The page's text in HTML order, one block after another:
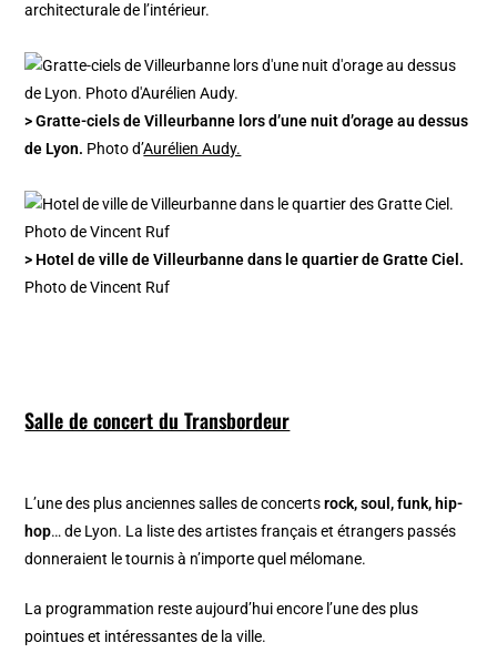
architecturale de l’intérieur.
> Gratte-ciels de Villeurbanne lors d’une nuit d’orage au dessus
de Lyon. Photo d’Aurélien Audy.
> Hotel de ville de Villeurbanne dans le quartier de Gratte Ciel.
Photo de Vincent Ruf
Salle de concert du Transbordeur
L’une des plus anciennes salles de concertsrock, soul, funk, hip-
hop… de Lyon. La liste des artistes français et étrangers passés
donneraient le tournis à n’importe quel mélomane.
La programmation reste aujourd’hui encore l’une des plus
pointues et intéressantes de la ville.